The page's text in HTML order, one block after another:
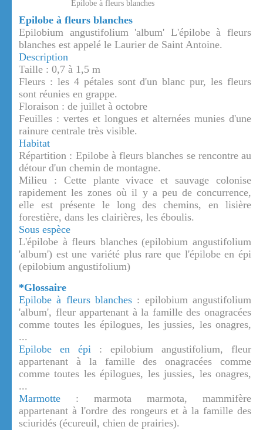
Epilobe à fleurs blanches
Epilobe à fleurs blanches
Epilobium angustifolium 'album' L'épilobe à fleurs
blanches est appelé le Laurier de Saint Antoine.
Description
Taille : 0,7 à 1,5 m
Fleurs : les 4 pétales sont d'un blanc pur, les fleurs
sont réunies en grappe.
Floraison : de juillet à octobre
Feuilles : vertes et longues et alternées munies d'une
rainure centrale très visible.
Habitat
Répartition : Epilobe à fleurs blanches se rencontre au
détour d'un chemin de montagne.
Milieu : Cette plante vivace et sauvage colonise
rapidement les zones où il y a peu de concurrence,
elle est présente le long des chemins, en lisière
forestière, dans les clairières, les éboulis.
Sous espèce
L'épilobe à fleurs blanches (epilobium angustifolium
'album') est une variété plus rare que l'épilobe en épi
(epilobium angustifolium)
*Glossaire
Epilobe à fleurs blanches : epilobium angustifolium
'album', fleur appartenant à la famille des onagracées
comme toutes les épilogues, les jussies, les onagres,
...
Epilobe en épi : epilobium angustifolium, fleur
appartenant à la famille des onagracées comme
comme toutes les épilogues, les jussies, les onagres,
...
Marmotte : marmota marmota, mammifère
appartenant à l'ordre des rongeurs et à la famille des
sciuridés (écureuil, chien de prairies).